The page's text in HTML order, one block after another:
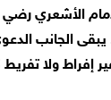
الأشعري رضي
يبقى الجانب
إفراط ولا